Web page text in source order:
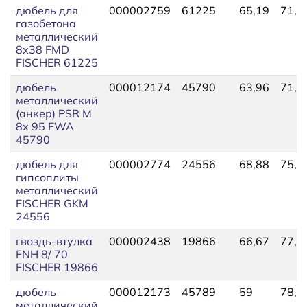
дюбель для
газобетона
металлический
8х38 FMD
FISCHER 61225
000002759 61225 65,19
дюбель
металлический
(анкер) PSR М
8х 95 FWA
45790
000012174 45790 63,96
дюбель для
гипсоплиты
металлический
FISCHER GKM
24556
000002774 24556 68,88
гвоздь-втулка
FNH 8/ 70
FISCHER 19866
000002438 19866 66,67
дюбель
000012173 45789 59